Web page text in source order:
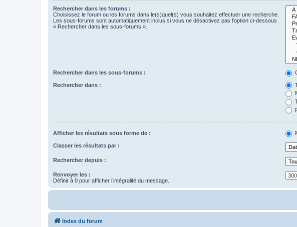
Rechercher dans les forums :
Choisissez le forum ou les forums dans le(s)quel(s) vous souhaitez effectuer une recherche.
Les sous-forums sont automatiquement inclus si vous ne désactivez pas l’option ci-dessous
« Rechercher dans les sous-forums ».
Rechercher dans les sous-forums :
Rechercher dans :
Afficher les résultats sous forme de :
Classer les résultats par :
Rechercher depuis :
Renvoyer les :
Définir à 0 pour afficher l’intégralité du message.
Index du forum